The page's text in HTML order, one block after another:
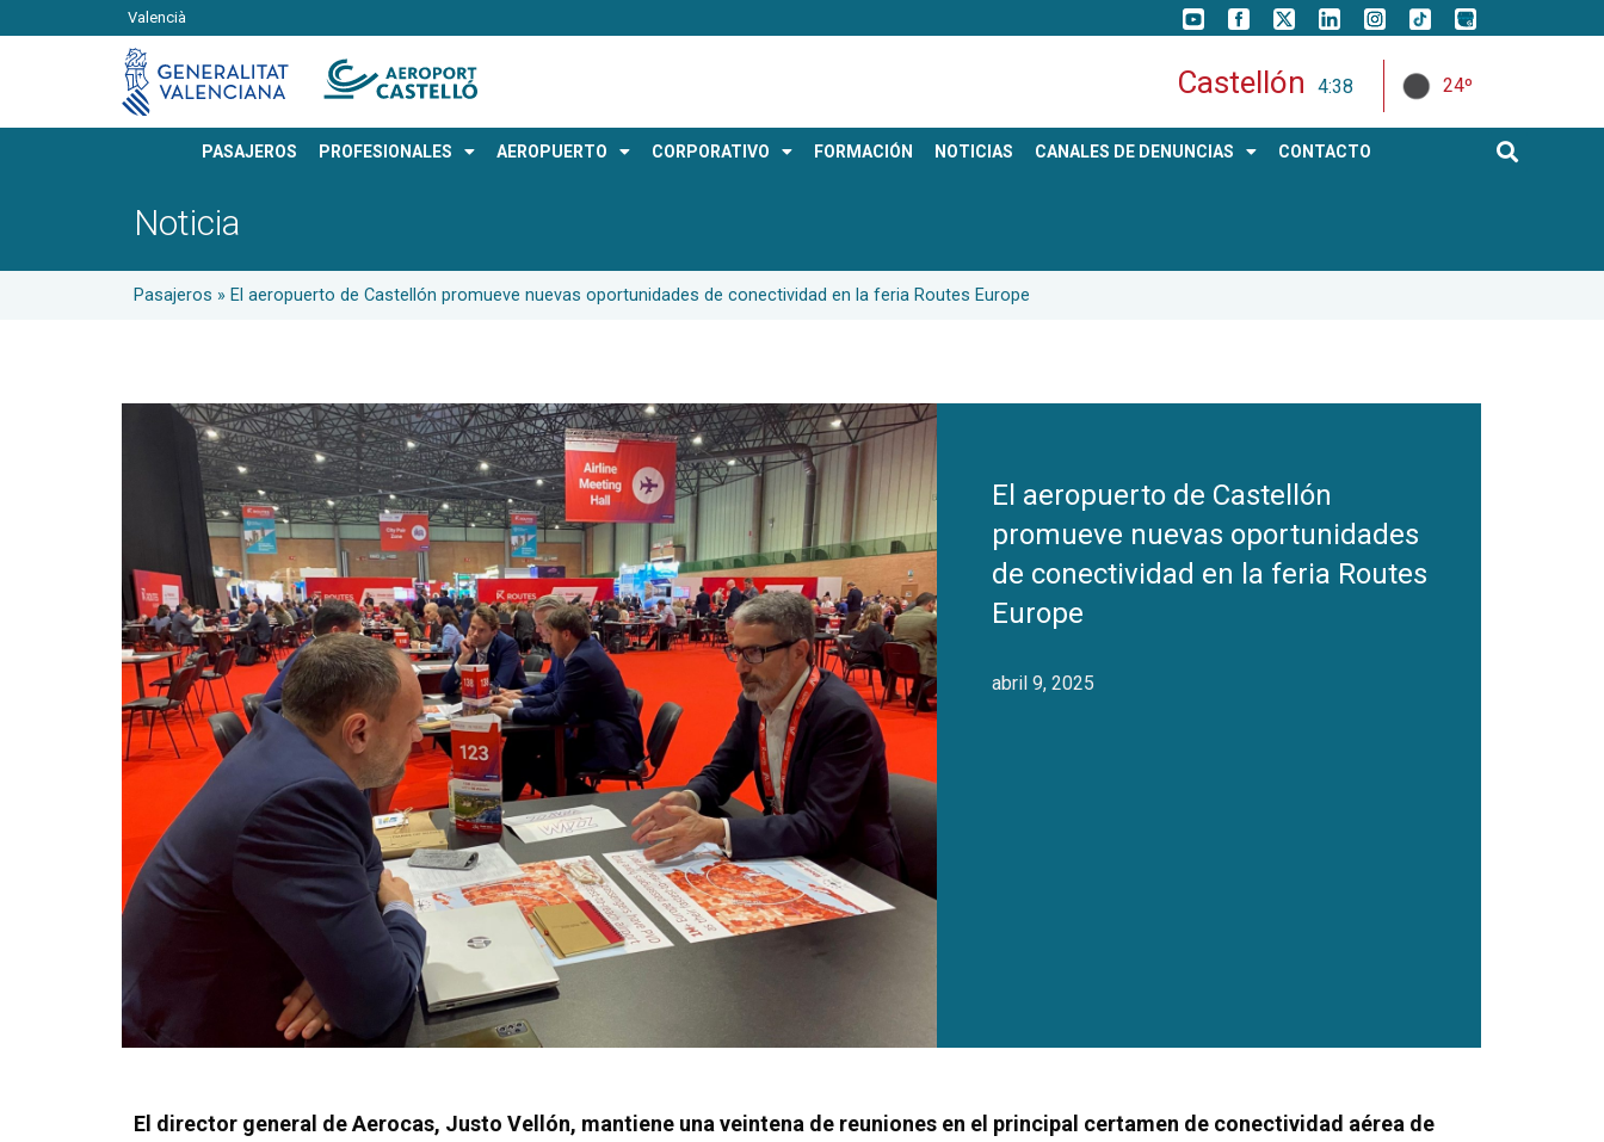
Valencià
Castellón 4:38 24º
PASAJEROS PROFESIONALES AEROPUERTO CORPORATIVO FORMACIÓN NOTICIAS CANALES DE DENUNCIAS CONTACTO
Noticia
Pasajeros » El aeropuerto de Castellón promueve nuevas oportunidades de conectividad en la feria Routes Europe
El aeropuerto de Castellón
promueve nuevas oportunidades
de conectividad en la feria Routes
Europe
abril 9, 2025
El director general de Aerocas, Justo Vellón, mantiene una veintena de reuniones en el principal certamen de conectividad aérea de